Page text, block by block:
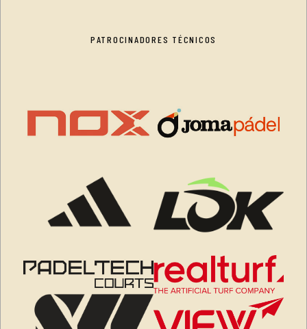
PATROCINADORES TÉCNICOS